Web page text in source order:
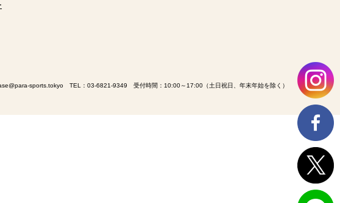
sports.tokyo TEL： 03-6821-9349 受付時間：10:00～17:00（土日祝日、年末年始を除く）